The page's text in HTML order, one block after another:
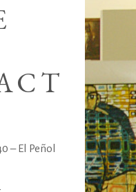
– El Peñol